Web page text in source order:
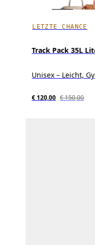
LETZTE CHANCE
Track Pack 35L
Unisex – Leicht,
€ 120,00 € 150,00